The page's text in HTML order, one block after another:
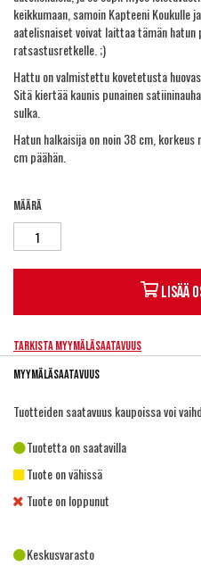
keikkumaan, samoin Kapteeni Koukulle
aatelisnaiset voivat laittaa tämän hatun
ratsastusretkelle. ;)
Hattu on valmistettu kovetetusta
Sitä kiertää kaunis punainen
sulka.
Hatun halkaisija on noin 38 cm,
cm päähän.
Määrä
Lisää
Tarkista myymäläsaatavuus
Myymäläsaatavuus
Tuotteiden saatavuus kaupoissa voi
Tuotetta on saatavilla
Tuote on vähissä
Tuote on loppunut
Keskusvarasto